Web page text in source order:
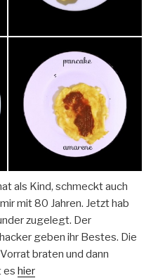
als Kind, schmeckt auch
mit 80 Jahren. Jetzt hab
zugelegt. Der
geben ihr Bestes. Die
braten und dann
es hier